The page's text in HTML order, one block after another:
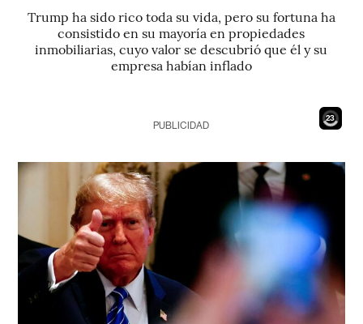
Trump ha sido rico toda su vida, pero su fortuna ha
consistido en su mayoría en propiedades
inmobiliarias, cuyo valor se descubrió que él y su
empresa habían inflado
21
PUBLICIDAD